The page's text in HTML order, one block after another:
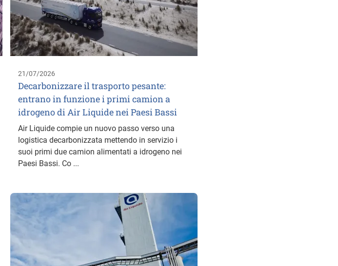
21/07/2026
Decarbonizzare il trasporto pesante:
entrano in funzione i primi camion a
idrogeno di Air Liquide nei Paesi Bassi
Air Liquide compie un nuovo passo verso una
logistica decarbonizzata mettendo in servizio i
suoi primi due camion alimentati a idrogeno nei
Paesi Bassi. Co ...